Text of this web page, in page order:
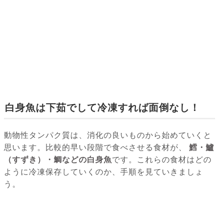
白身魚は下茹でして冷凍すれば面倒なし！
動物性タンパク質は、消化の良いものから始めていくと
思います。比較的早い段階で食べさせる食材が、
鱈・鱸
（すずき）・鯛などの白身魚です。これらの食材はどの
ように冷凍保存していくのか、手順を見ていきましょ
う。